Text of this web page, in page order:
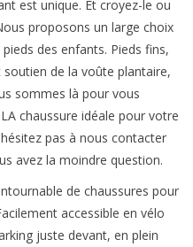
est unique. Et croyez-le ou
proposons un large choix
des enfants. Pieds fins,
de la voûte plantaire,
sommes là pour vous
chaussure idéale pour votre
pas à nous contacter
avez la moindre question.
de chaussures pour
accessible en vélo
juste devant, en plein